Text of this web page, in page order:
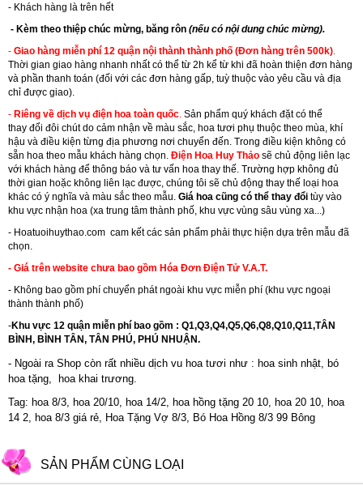
- Khách hàng là trên hết
- Kèm theo thiệp chúc mừng, băng rôn (nếu có nội dung chúc mừng).
- Giao hàng miễn phí 12 quận nội thành thành phố (Đơn hàng trên 500k).
Thời gian giao hàng nhanh nhất có thể từ 2h kể từ khi đã hoàn thiện đơn hàng
và phần thanh toán (đối với các đơn hàng gấp, tuỳ thuộc vào yêu cầu và địa
chỉ được giao).
- Riêng về dịch vụ điện hoa toàn quốc. Sản phẩm quý khách đặt có thể
thay đổi đôi chút do cảm nhận về màu sắc, hoa tươi phụ thuộc theo mùa, khí
hậu và điều kiện từng địa phương nơi chuyển đến. Trong điều kiện không có
sẵn hoa theo mẫu khách hàng chọn. Điện Hoa Huy Thảo sẽ chủ động liên lạc
với khách hàng để thông báo và tư vấn hoa thay thế. Trường hợp không đủ
thời gian hoặc không liên lạc được, chúng tôi sẽ chủ động thay thế loại hoa
khác có ý nghĩa và màu sắc theo mẫu. Giá hoa cũng có thể thay đổi tùy vào
khu vực nhận hoa (xa trung tâm thành phố, khu vực vùng sâu vùng xa...)
- Hoatuoihuythao.com cam kết các sản phẩm phải thực hiện dựa trên mẫu đã
chọn.
- Giá trên website chưa bao gồm Hóa Đơn Điện Tử V.A.T.
- Không bao gồm phí chuyển phát ngoài khu vực miễn phí (khu vực ngoại
thành thành phố)
-Khu vực 12 quận miễn phí bao gồm : Q1,Q3,Q4,Q5,Q6,Q8,Q10,Q11,TÂN
BÌNH, BÌNH TÂN, TÂN PHÚ, PHÚ NHUẬN.
- Ngoài ra Shop còn rất nhiều dịch vu hoa tươi như : hoa sinh nhật
bó
hoa tặng
hoa khai trương
Tag: hoa 8/3, hoa 20/10, hoa 14/2, hoa hồng tặng 20 10, hoa 20 10, hoa
14 2, hoa 8/3 giá rẻ, Hoa Tặng Vợ 8/3, Bó Hoa Hồng 8/3 99 Bông
SẢN PHẨM CÙNG LOẠI